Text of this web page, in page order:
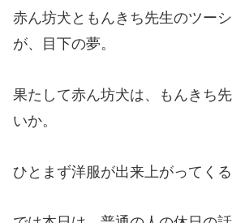
赤ん坊犬ともんきち先生のツー
が、目下の夢。
果たして赤ん坊犬は、もんきち
いか。
ひとまず洋服が出来上がってく